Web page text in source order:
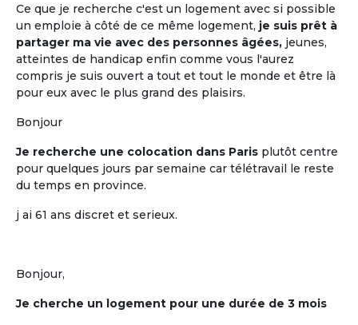
Ce que je recherche c'est un logement avec si possible
un emploie à côté de ce même logement, je suis prêt à
partager ma vie avec des personnes âgées, jeunes,
atteintes de handicap enfin comme vous l'aurez
compris je suis ouvert a tout et tout le monde et être là
pour eux avec le plus grand des plaisirs.
Bonjour
Je recherche une colocation dans Paris plutôt centre
pour quelques jours par semaine car télétravail le reste
du temps en province.
j ai 61 ans discret et serieux.
Bonjour,
Je cherche un logement pour une durée de 3 mois